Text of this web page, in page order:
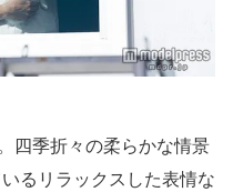
四季折々の柔らかな情景
るリラックスした表情な